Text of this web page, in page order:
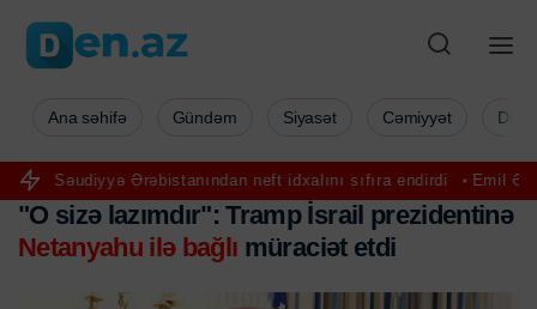
Ərəbistanından neft idxalını sıfıra endirdi Emil Əliyev yenidən
Ana səhifə Gündəm Siyasət Cəmiyyət
"O sizə lazımdır": Tramp İsrail prezidentinə
Netanyahu ilə bağlı müraciət etdi